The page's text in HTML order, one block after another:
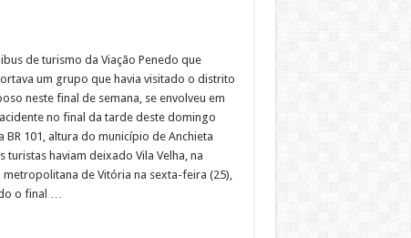
de turismo da Viação Penedo que
um grupo que havia visitado o distrito
neste final de semana, se envolveu em
no final da tarde deste domingo
BR 101, altura do município de Anchieta
turistas haviam deixado Vila Velha, na
de Vitória na sexta-feira (25),
o final …